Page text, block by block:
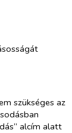
szükséges az
alcím alatt